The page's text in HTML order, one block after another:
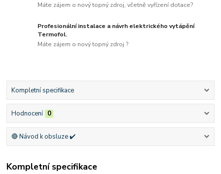
Máte zájem o nový topný zdroj, včetně vyřízení dotace?
Profesionální instalace a návrh elektrického vytápění
Termofol.
Máte zájem o nový topný zdroj ?
Kompletní specifikace
Hodnocení 0
🔴 Návod k obsluze ✔️
Kompletní specifikace